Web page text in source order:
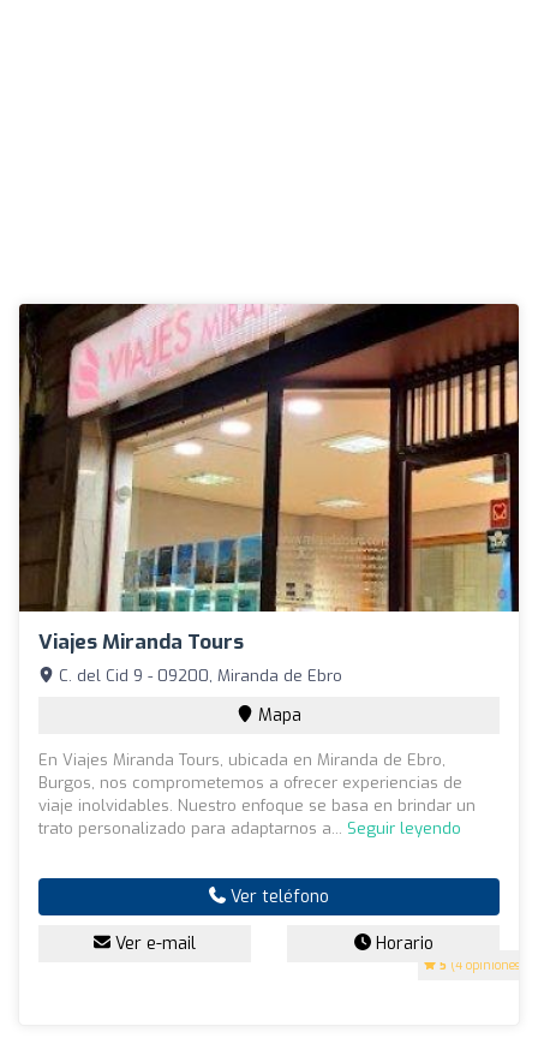
Viajes Miranda Tours
5 (4 opiniones)
C. del Cid 9 - 09200, Miranda de Ebro
Mapa
En Viajes Miranda Tours, ubicada en Miranda de Ebro,
Burgos, nos comprometemos a ofrecer experiencias de
viaje inolvidables. Nuestro enfoque se basa en brindar un
trato personalizado para adaptarnos a... Seguir leyendo
Ver teléfono
Ver e-mail Horario